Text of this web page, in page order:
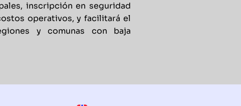
inscripción en seguridad
operativos, y facilitará el
y comunas con baja